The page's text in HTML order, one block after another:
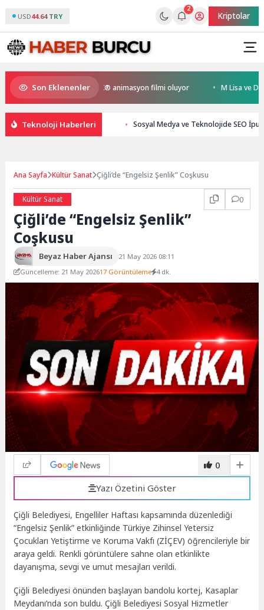
USD44.64 TRY
2
Kriptolar
Son Eklenenler
Kral Türkiye’nin ilk IMAX® animasyon filmi oluyor M Lisa ve Dolu
Teknoloji Haberleri Sosyal Medya ve Teknolojide SEO
Ana Sayfa Kültür Sanat Çiğli’de “Engelsiz Şenlik” Coşkusu
Kültür Sanat 0
Çiğli’de “Engelsiz Şenlik”
Coşkusu
Beyaz Haber Ajansı
21 May 2026 08:11
Güncelleme: 21 May 202617 Görüntüleme 4 dk.
0
Yazı Özetini Göster
Çiğli Belediyesi, Engelliler Haftası kapsamında düzenlediği
“Engelsiz Şenlik” etkinliğinde Türkiye Zihinsel Yetersiz
Çocukları Yetiştirme ve Koruma Vakfı (ZİÇEV) öğrencileriyle bir
araya geldi. Renkli görüntülere sahne olan etkinlikte
dayanışma, sevgi ve umut mesajları verildi.
Çiğli Belediyesi önünden başlayan bandolu kortej, Kasaplar
Meydanı’nda son buldu. Çiğli Belediyesi Sosyal Hizmetler